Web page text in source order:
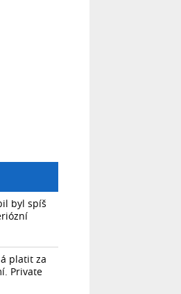
byl spíš
platit za
Private